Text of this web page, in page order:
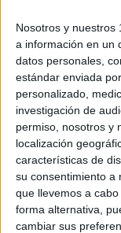
Nosotros y nuestros
a información en un
datos personales,
estándar enviada
personalizado,
investigación de
permiso, nosotros y
localización
características de
su consentimiento a
que llevemos a
forma alternativa,
cambiar sus
daños en un
El autobús ha
conducción hasta
denuncia en la
nuevohecho
viernes que ha
se registraba
El suceso ha
ambulatorio de
rotonda de Arcos